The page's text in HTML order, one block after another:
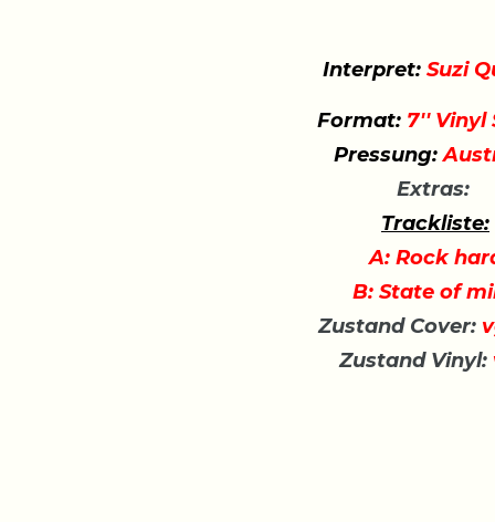
Interpret: Suzi
Format:7'' Vinyl
Pressung:
Extras:
Trackliste:
A: Rock
B: State of
Zustand Cover:
Zustand Vinyl: